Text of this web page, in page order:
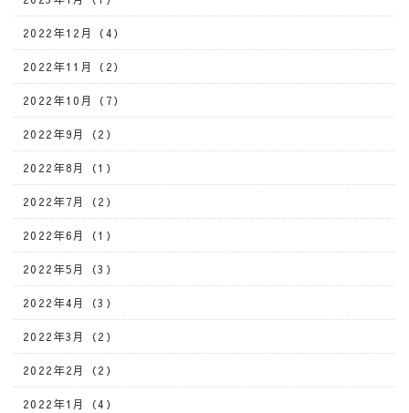
2022年12月（4）
2022年11月（2）
2022年10月（7）
2022年9月（2）
2022年8月（1）
2022年7月（2）
2022年6月（1）
2022年5月（3）
2022年4月（3）
2022年3月（2）
2022年2月（2）
2022年1月（4）